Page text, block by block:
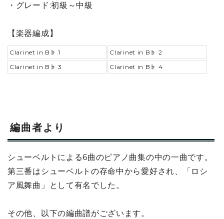
・グレード:初級～中級
【楽器編成】
Clarinet in B♭ 1
Clarinet in B♭ 2
Clarinet in B♭ 3
Clarinet in B♭ 4
編曲者より
シューベルトによる6曲のピアノ曲集の中の一曲です。
第三番はシューベルトの存命中から愛好され、「ロシ
ア風舞曲」として有名でした。
その他、以下の編曲譜がございます。